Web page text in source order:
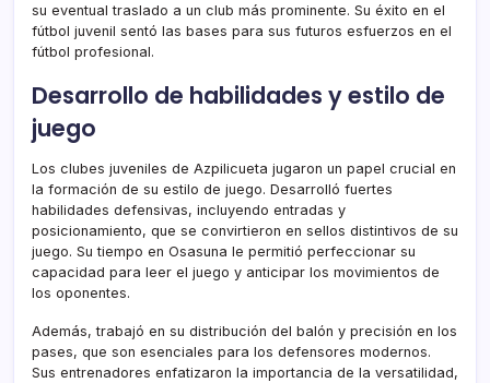
su eventual traslado a un club más prominente. Su éxito en el
fútbol juvenil sentó las bases para sus futuros esfuerzos en el
fútbol profesional.
Desarrollo de habilidades y estilo de
juego
Los clubes juveniles de Azpilicueta jugaron un papel crucial en
la formación de su estilo de juego. Desarrolló fuertes
habilidades defensivas, incluyendo entradas y
posicionamiento, que se convirtieron en sellos distintivos de su
juego. Su tiempo en Osasuna le permitió perfeccionar su
capacidad para leer el juego y anticipar los movimientos de
los oponentes.
Además, trabajó en su distribución del balón y precisión en los
pases, que son esenciales para los defensores modernos.
Sus entrenadores enfatizaron la importancia de la versatilidad,